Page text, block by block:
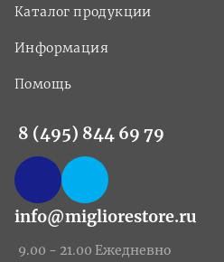
Каталог продукции
Информация
Помощь
8 (495) 844 69 79
info@migliorestore.ru
9.00 - 21.00 Ежедневно